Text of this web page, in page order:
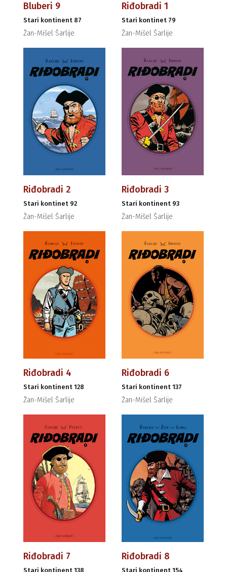
Bluberi 9
Stari kontinent 87
Žan-Mišel Šarlije
Riđobradi 1
Stari kontinet 79
Žan-Mišel Šarlije
Riđobradi 2
Stari kontinet 92
Žan-Mišel Šarlije
Riđobradi 3
Stari kontinent 93
Žan-Mišel Šarlije
Riđobradi 4
Stari kontinent 128
Žan-Mišel Šarlije
Riđobradi 6
Stari kontinent 137
Žan-Mišel Šarlije
Riđobradi 7
Stari kontinent 138
Riđobradi 8
Stari kontinent 154